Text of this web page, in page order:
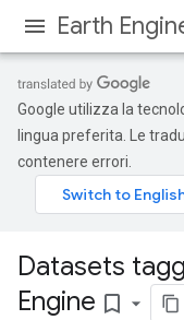
Earth
Google utilizza la
lingua preferita. Le
contenere errori.
Datasets
Engine bookmark_border